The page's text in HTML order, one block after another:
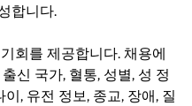
합니다.
회를 제공합니다. 채용에
신 국가, 혈통, 성별, 성 정
, 유전 정보, 종교, 장애, 질